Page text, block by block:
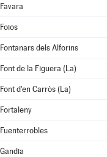
Favara
Foios
Fontanars dels Alforins
Font de la Figuera (La)
Font d'en Carròs (La)
Fortaleny
Fuenterrobles
Gandia